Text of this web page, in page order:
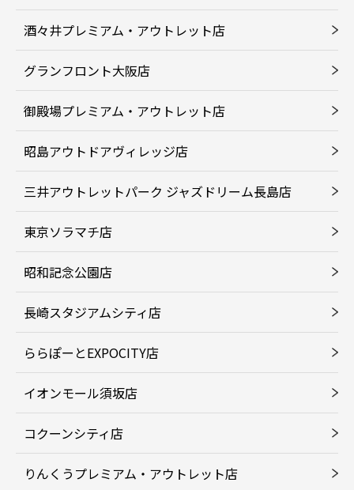
酒々井プレミアム・アウトレット店
グランフロント大阪店
御殿場プレミアム・アウトレット店
昭島アウトドアヴィレッジ店
三井アウトレットパーク ジャズドリーム長島店
東京ソラマチ店
昭和記念公園店
長崎スタジアムシティ店
ららぽーとEXPOCITY店
イオンモール須坂店
コクーンシティ店
りんくうプレミアム・アウトレット店